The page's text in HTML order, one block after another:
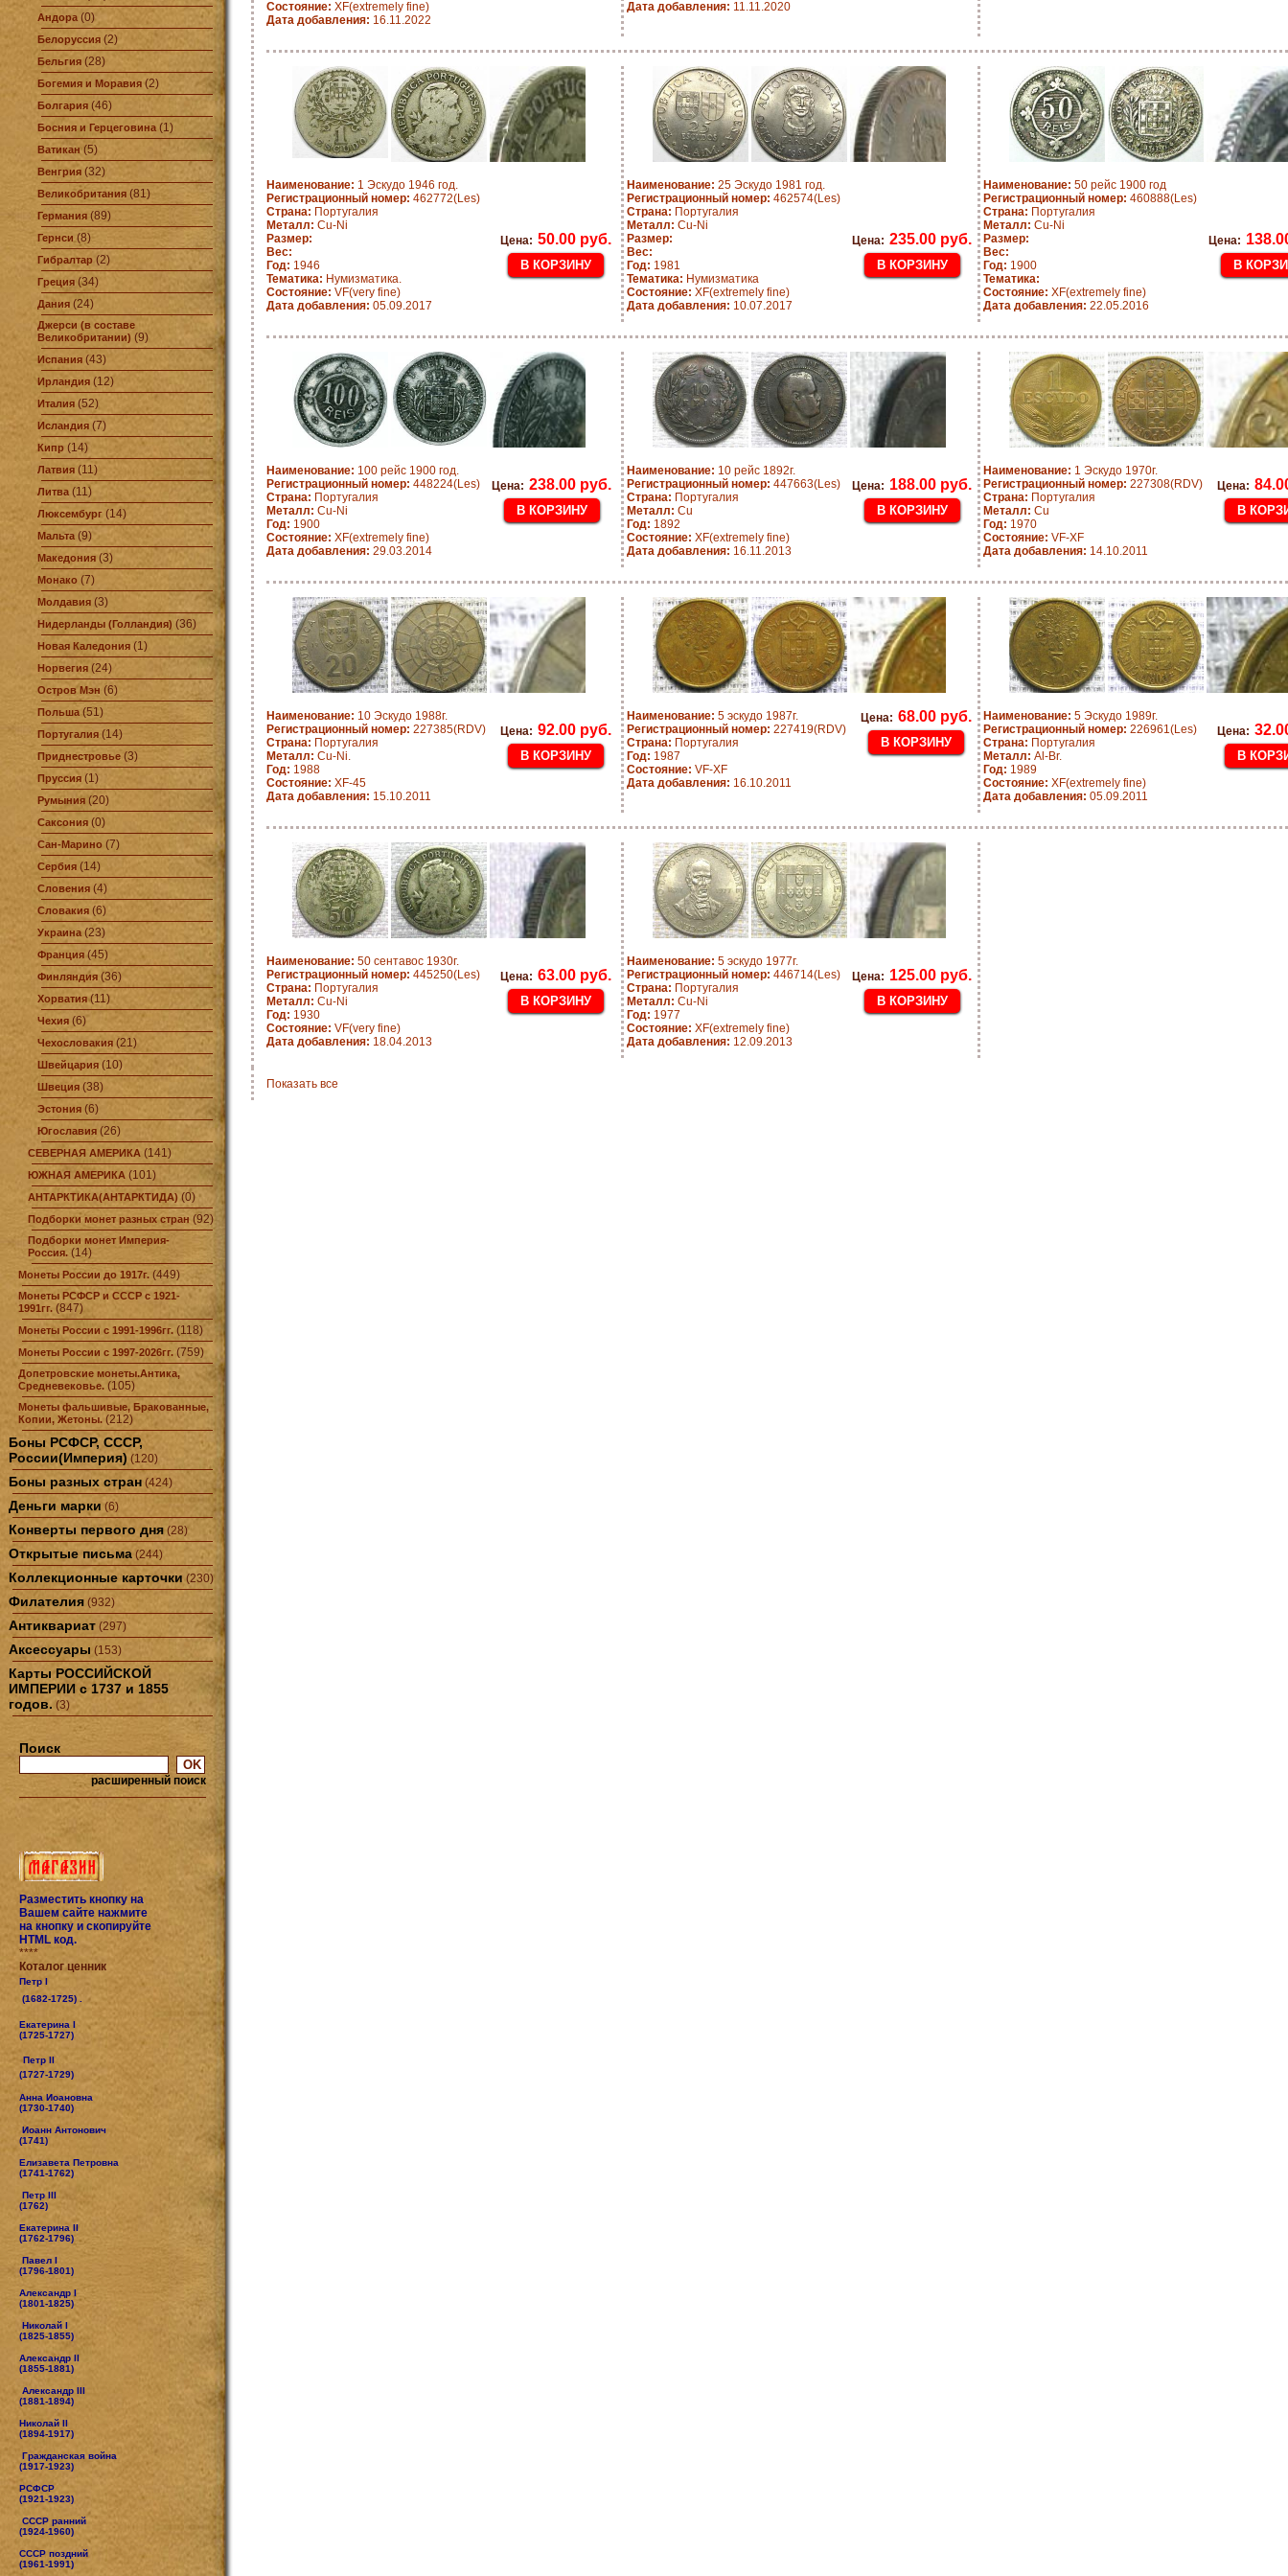
Андора (0)
Белоруссия (2)
Бельгия (28)
Богемия и Моравия (2)
Болгария (46)
Босния и Герцеговина (1)
Ватикан(5)
Венгрия (32)
Великобритания (81)
Германия (89)
Гернси(8)
Гибралтар (2)
Греция (34)
Дания (24)
Джерси (в составе
Великобритании) (9)
Испания (43)
Ирландия (12)
Италия (52)
Исландия (7)
Кипр (14)
Латвия (11)
Литва(11)
Люксембург (14)
Мальта (9)
Македония (3)
Монако (7)
Молдавия (3)
Нидерланды (Голландия) (36)
Новая Каледония (1)
Норвегия (24)
Остров Мэн (6)
Польша(51)
Португалия (14)
Приднестровье (3)
Пруссия (1)
Румыния (20)
Саксония (0)
Сан-Марино (7)
Сербия (14)
Словения (4)
Словакия (6)
Украина(23)
Франция (45)
Финляндия (36)
Хорватия(11)
Чехия (6)
Чехословакия (21)
Швейцария (10)
Швеция (38)
Эстония (6)
Югославия (26)
СЕВЕРНАЯ АМЕРИКА (141)
ЮЖНАЯ АМЕРИКА (101)
АНТАРКТИКА(АНТАРКТИДА) (0)
Подборки монет разных стран (92)
Подборки монет Империя-
Россия. (14)
Монеты России до 1917г. (449)
Монеты РСФСР и СССР с 1921-
1991гг. (847)
Монеты России с 1991-1996гг. (118)
Монеты России с 1997-2026гг. (759)
Допетровские монеты.Антика,
Средневековье. (105)
Монеты фальшивые, Бракованные,
Копии, Жетоны. (212)
Боны РСФСР, СССР,
России(Империя) (120)
Боны разных стран (424)
Деньги марки (6)
Конверты первого дня (28)
Открытые письма (244)
Коллекционные карточки (230)
Филателия (932)
Антиквариат (297)
Аксессуары (153)
Карты РОССИЙСКОЙ
ИМПЕРИИ с 1737 и 1855
годов. (3)
Поиск
расширенный поиск
Разместить кнопку на
Вашем сайте нажмите
на кнопку и скопируйте
HTML код.
****
Коталог ценник
Петр I
(1682-1725) .
Екатерина I
(1725-1727)
Петр II
(1727-1729)
Анна Иоановна
(1730-1740)
Иоанн Антонович
(1741)
Елизавета Петровна
(1741-1762)
Петр III
(1762)
Екатерина II
(1762-1796)
Павел I
(1796-1801)
Александр I
(1801-1825)
Николай I
(1825-1855)
Александр II
(1855-1881)
Александр III
(1881-1894)
Николай II
(1894-1917)
Гражданская война
(1917-1923)
РСФСР
(1921-1923)
СССР ранний
(1924-1960)
СССР поздний
(1961-1991)
Состояние: XF(extremely fine)
Дата добавления: 16.11.2022
Дата добавления: 11.11.2020
Наименование: 1 Эскудо 1946 год.
Регистрационный номер: 462772(Les)
Страна: Португалия
Металл: Cu-Ni
Размер:
Вес:
Год: 1946
Тематика: Нумизматика.
Состояние: VF(very fine)
Дата добавления: 05.09.2017
Цена: 50.00 руб.
Наименование: 25 Эскудо 1981 год.
Регистрационный номер: 462574(Les)
Страна: Португалия
Металл: Cu-Ni
Размер:
Вес:
Год: 1981
Тематика: Нумизматика
Состояние: XF(extremely fine)
Дата добавления: 10.07.2017
Цена: 235.00 руб.
Наименование: 50 рейс 1900 год
Регистрационный номер: 460888(Les)
Страна: Португалия
Металл: Cu-Ni
Размер:
Вес:
Год: 1900
Тематика:
Состояние: XF(extremely fine)
Дата добавления: 22.05.2016
Цена:
Наименование: 100 рейс 1900 год.
Регистрационный номер: 448224(Les)
Страна: Португалия
Металл: Cu-Ni
Год: 1900
Состояние: XF(extremely fine)
Дата добавления: 29.03.2014
Цена: 238.00 руб.
Наименование: 10 рейс 1892г.
Регистрационный номер: 447663(Les)
Страна: Португалия
Металл: Cu
Год: 1892
Состояние: XF(extremely fine)
Дата добавления: 16.11.2013
Цена: 188.00 руб.
Наименование: 1 Эскудо 1970г.
Регистрационный номер: 227308(RDV)
Страна: Португалия
Металл: Cu
Год: 1970
Состояние: VF-XF
Дата добавления: 14.10.2011
Цена:
Наименование: 10 Эскудо 1988г.
Регистрационный номер: 227385(RDV)
Страна: Португалия
Металл: Cu-Ni.
Год: 1988
Состояние: XF-45
Дата добавления: 15.10.2011
Цена: 92.00 руб.
Наименование: 5 эскудо 1987г.
Регистрационный номер: 227419(RDV)
Страна: Португалия
Год: 1987
Состояние: VF-XF
Дата добавления: 16.10.2011
Цена: 68.00 руб. Наименование: 5 Эскудо 1989г.
Регистрационный номер: 226961(Les)
Страна: Португалия
Металл: Al-Br.
Год: 1989
Состояние: XF(extremely fine)
Дата добавления: 05.09.2011
Цена:
Наименование: 50 сентавос 1930г.
Регистрационный номер: 445250(Les)
Страна: Португалия
Металл: Cu-Ni
Год: 1930
Состояние: VF(very fine)
Дата добавления: 18.04.2013
Цена: 63.00 руб.
Наименование: 5 эскудо 1977г.
Регистрационный номер: 446714(Les)
Страна: Португалия
Металл: Cu-Ni
Год: 1977
Состояние: XF(extremely fine)
Дата добавления: 12.09.2013
Цена: 125.00 руб.
Показать все